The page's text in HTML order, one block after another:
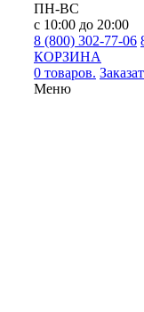
ПН-ВС
с 10:00 до 20:00
8 (800) 302-77-06
КОРЗИНА
0 товаров.
Меню